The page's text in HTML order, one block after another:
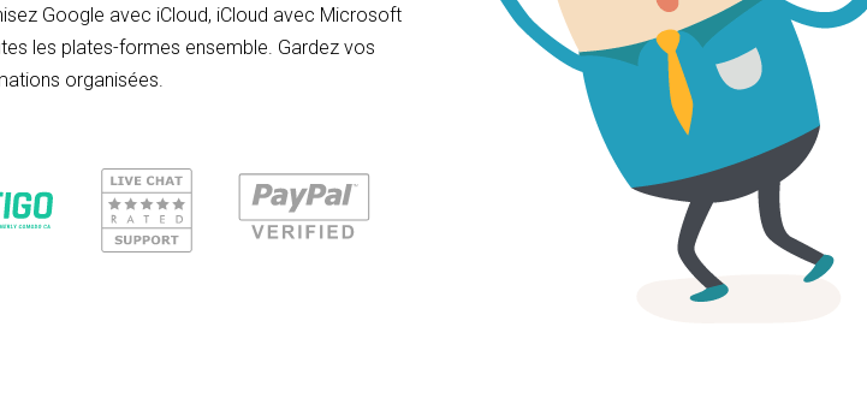
Google avec iCloud, iCloud avec Microsoft
les plates-formes ensemble. Gardez vos
organisées.